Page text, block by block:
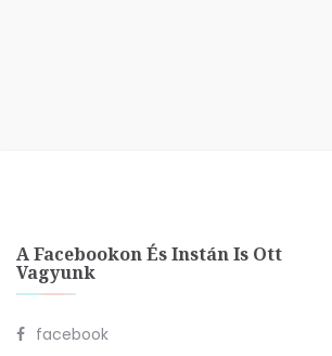
A Facebookon És Instán Is Ott
Vagyunk
facebook